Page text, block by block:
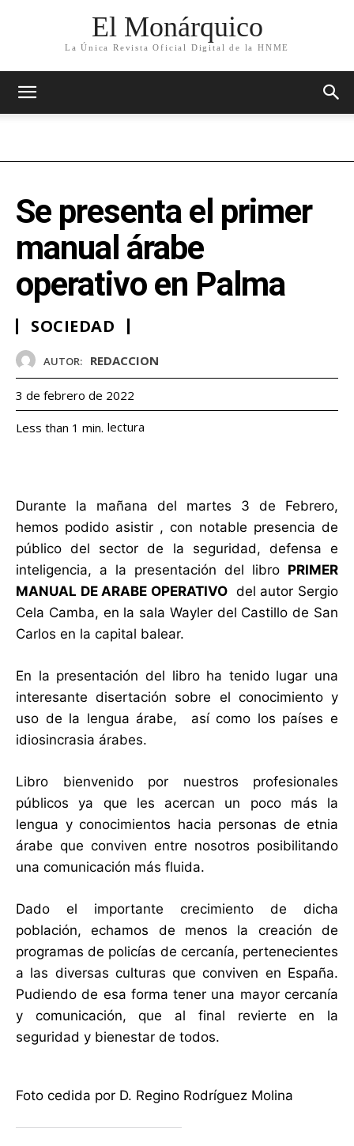
El Monárquico
La Única Revista Oficial Digital de la HNME
Se presenta el primer
manual árabe
operativo en Palma
SOCIEDAD
AUTOR: REDACCION
3 de febrero de 2022
Less than 1 min. lectura
Durante la mañana del martes 3 de Febrero,
hemos podido asistir , con notable presencia de
público del sector de la seguridad, defensa e
inteligencia, a la presentación del libro PRIMER
MANUAL DE ARABE OPERATIVO del autor Sergio
Cela Camba, en la sala Wayler del Castillo de San
Carlos en la capital balear.
En la presentación del libro ha tenido lugar una
interesante disertación sobre el conocimiento y
uso de la lengua árabe, así como los países e
idiosincrasia árabes.
Libro bienvenido por nuestros profesionales
públicos ya que les acercan un poco más la
lengua y conocimientos hacia personas de etnia
árabe que conviven entre nosotros posibilitando
una comunicación más fluida.
Dado el importante crecimiento de dicha
población, echamos de menos la creación de
programas de policías de cercanía, pertenecientes
a las diversas culturas que conviven en España.
Pudiendo de esa forma tener una mayor cercanía
y comunicación, que al final revierte en la
seguridad y bienestar de todos.
Foto cedida por D. Regino Rodríguez Molina